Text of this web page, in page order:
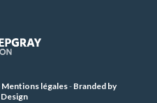
Mentions légales- Branded by